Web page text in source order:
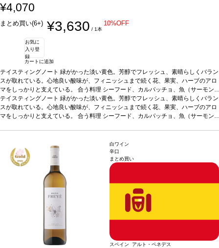
¥4,070
まとめ買い(6+) ¥3,630 / 1本
10%OFF
お気に
入り登
録
カートに追加
テイスティングノート 緑がかった淡い黄色。芳醇でフレッシュ、素晴らしくバラン
スが取れている。心地良い酸味が、フィニッシュまで続く花、果実、ハーブのアロ
マをしっかりと支えている。 合う料理 シーフード、カルパッチョ、魚（サーモン
やスモークしたマスのムース）、白身肉、家きん、フレッシュチーズなどと好相性
葡萄品種マカベオ 70%、アルバリーニョ 30%*本ヴィンテージが在庫切れの場
合、在庫があり価格が同様の場合は自動的に次のヴィンテージに変更されます、ご
テイスティングノート 緑がかった淡い黄色。芳醇でフレッシュ、素晴らしくバラン
スが取れている。心地良い酸味が、フィニッシュまで続く花、果実、ハーブのアロ
マをしっかりと支えている。 合う料理 シーフード、カルパッチョ、魚（サーモン
合、在庫があり価格が同様の場合は自動的に次のヴィンテージに変更されます、ご
了承ください。
白ワイン
辛口
まとめ買い
スペイン アルト・ペネデス